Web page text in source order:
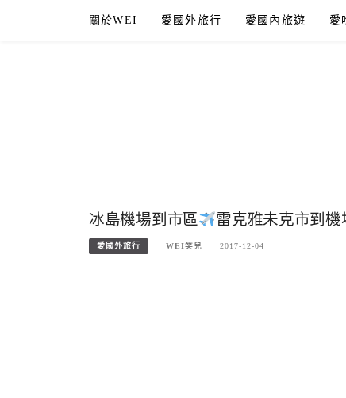
關於WEI 愛國外旅行 愛國內旅遊 愛
冰島機場到市區 雷克雅未克市到機
愛國外旅行 WEI笑兒 2017-12-04